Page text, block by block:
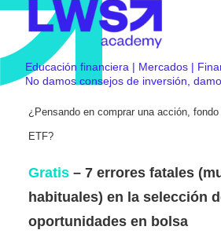
Educación financiera | Mercados |
No damos consejos de inversión,
¿Pensando en comprar una acción, fondo
ETF?
Gratis – 7 errores fatales
habituales) en la selección
oportunidades en bolsa